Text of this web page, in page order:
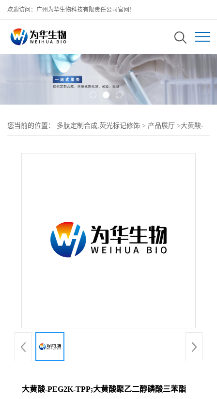
欢迎访问：广州为华生物科技有限责任公司官网！
您当前的位置： 多肽定制合成,荧光标记修饰 > 产品展厅 >大黄酸-
大黄酸-PEG2K-TPP;大黄酸聚乙二醇磷酸三苯酯